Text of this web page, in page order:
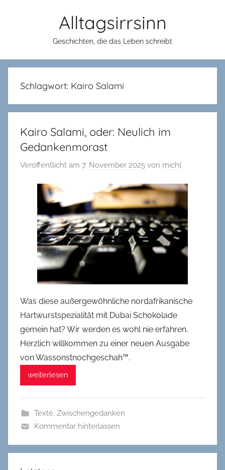
Alltagsirrsinn
Geschichten, die das Leben schreibt
Schlagwort: Kairo Salami
Kairo Salami, oder: Neulich im
Gedankenmorast
Veröffentlicht am 7. November 2025 von michl
Was diese außergewöhnliche nordafrikanische
Hartwurstspezialität mit Dubai Schokolade
gemein hat? Wir werden es wohl nie erfahren.
Herzlich willkommen zu einer neuen Ausgabe
von Wassonstnochgeschah™.
weiterlesen
Texte, Zwischengedanken
Kommentar hinterlassen